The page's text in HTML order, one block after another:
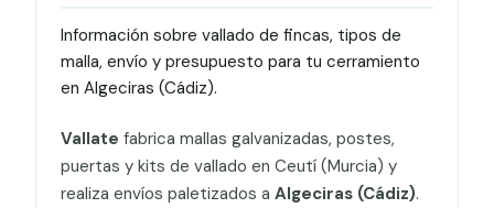
Información sobre vallado de fincas, tipos de
malla, envío y presupuesto para tu cerramiento
en Algeciras (Cádiz).
Vallate fabrica mallas galvanizadas, postes,
puertas y kits de vallado en Ceutí (Murcia) y
realiza envíos paletizados a Algeciras (Cádiz).